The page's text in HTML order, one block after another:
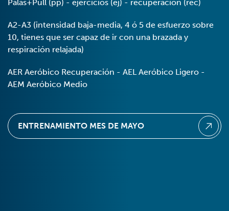
Palas+Pull (pp) - ejercicios (ej) - recuperacion (rec)
A2-A3 (intensidad baja-media, 4 ó 5 de esfuerzo sobre
10, tienes que ser capaz de ir con una brazada y
respiración relajada)
AER Aeróbico Recuperación - AEL Aeróbico Ligero -
AEM Aeróbico Medio
ENTRENAMIENTO MES DE MAYO